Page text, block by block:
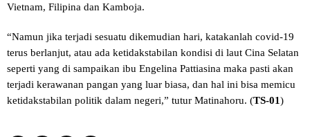
Vietnam, Filipina dan Kamboja.
“Namun jika terjadi sesuatu dikemudian hari, katakanlah covid-19
terus berlanjut, atau ada ketidakstabilan kondisi di laut Cina Selatan
seperti yang di sampaikan ibu Engelina Pattiasina maka pasti akan
terjadi kerawanan pangan yang luar biasa, dan hal ini bisa memicu
ketidakstabilan politik dalam negeri,” tutur Matinahoru. (TS-01)